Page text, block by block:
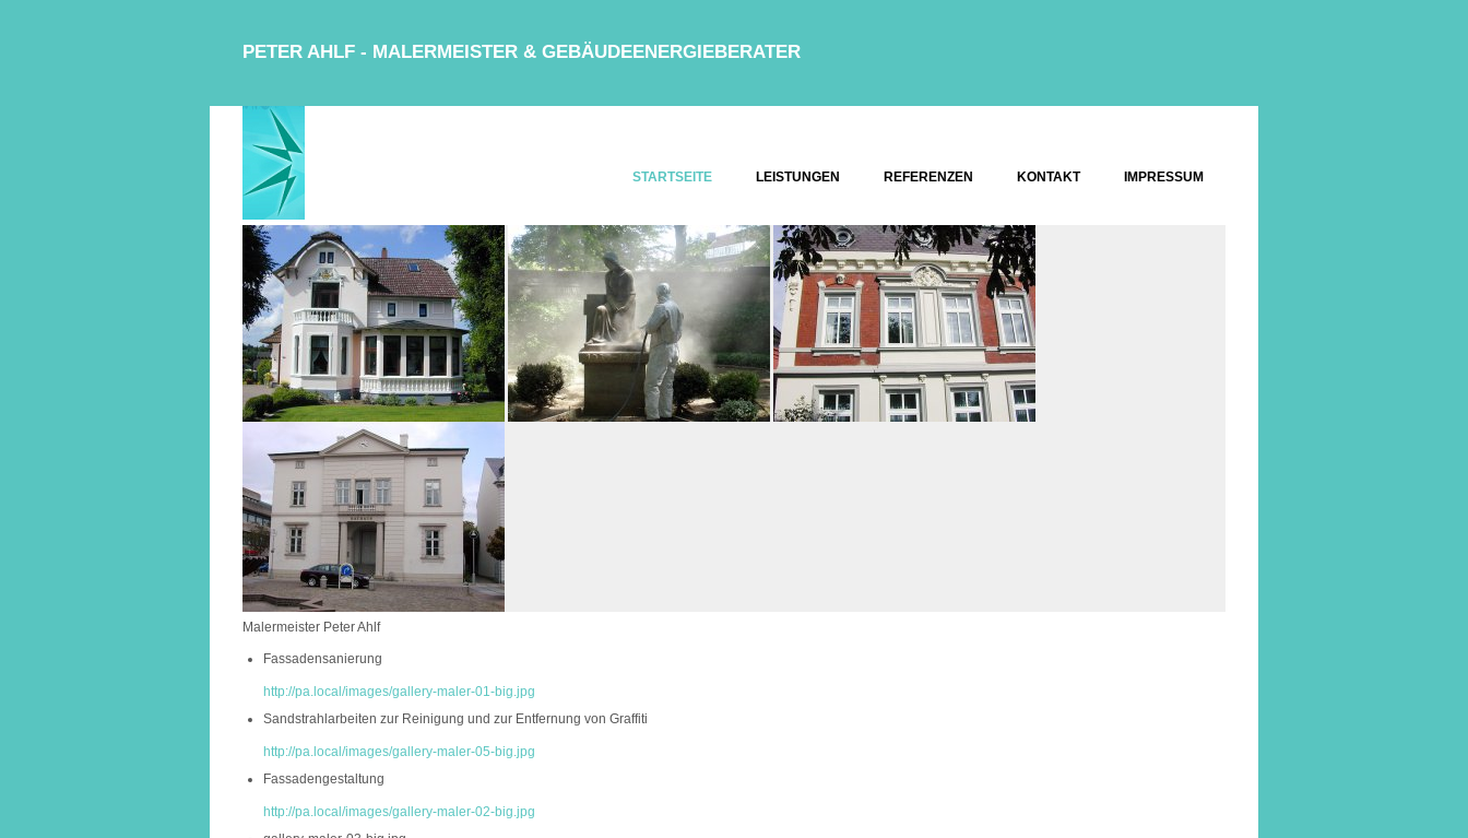
PETER AHLF - MALERMEISTER & GEBÄUDEENERGIEBERATER
STARTSEITE LEISTUNGEN REFERENZEN KONTAKT IMPRESSUM
Malermeister Peter Ahlf
Fassadensanierung
http://pa.local/images/gallery-maler-01-big.jpg
Sandstrahlarbeiten zur Reinigung und zur Entfernung von Graffiti
http://pa.local/images/gallery-maler-05-big.jpg
Fassadengestaltung
http://pa.local/images/gallery-maler-02-big.jpg